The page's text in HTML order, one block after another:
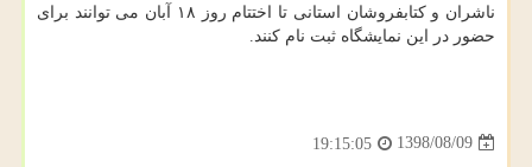
ناشران و كتابفروشان استانی تا اختتام روز ۱۸ آبان می توانند برای
حضور در این نمایشگاه ثبت نام كنند.
1398/08/09
19:15:05